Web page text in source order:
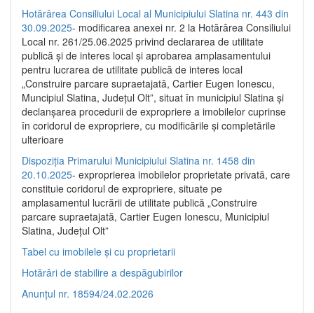
Hotărârea Consiliului Local al Municipiului Slatina nr. 443 din
30.09.2025- modificarea anexei nr. 2 la Hotărârea Consiliului
Local nr. 261/25.06.2025 privind declararea de utilitate
publică şi de interes local şi aprobarea amplasamentului
pentru lucrarea de utilitate publică de interes local
„Construire parcare supraetajată, Cartier Eugen Ionescu,
Muncipiul Slatina, Judeţul Olt”, situat în municipiul Slatina şi
declanşarea procedurii de expropriere a imobilelor cuprinse
în coridorul de expropriere, cu modificările şi completările
ulterioare
Dispoziția Primarului Municipiului Slatina nr. 1458 din
20.10.2025- exproprierea imobilelor proprietate privată, care
constituie coridorul de expropriere, situate pe
amplasamentul lucrării de utilitate publică „Construire
parcare supraetajată, Cartier Eugen Ionescu, Municipiul
Slatina, Județul Olt”
Tabel cu imobilele și cu proprietarii
Hotărâri de stabilire a despăgubirilor
Anunțul nr. 18594/24.02.2026